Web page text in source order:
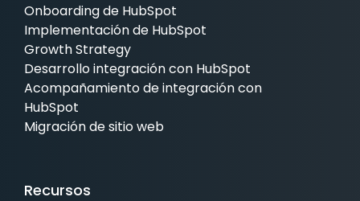
Onboarding de HubSpot
Implementación de HubSpot
Growth Strategy
Desarrollo integración con HubSpot
Acompañamiento de integración con
HubSpot
Migración de sitio web
Recursos